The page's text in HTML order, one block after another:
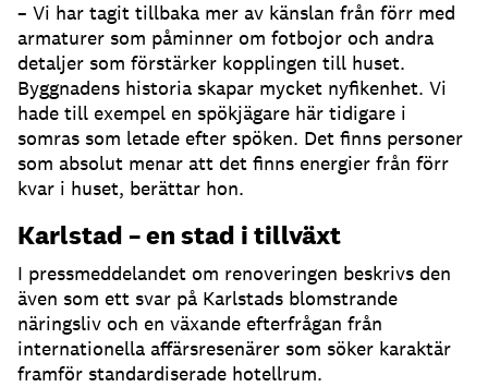
– Vi har tagit tillbaka mer av känslan från förr med
armaturer som påminner om fotbojor och andra
detaljer som förstärker kopplingen till huset.
Byggnadens historia skapar mycket nyfikenhet. Vi
hade till exempel en spökjägare här tidigare i
somras som letade efter spöken. Det finns personer
som absolut menar att det finns energier från förr
kvar i huset, berättar hon.
Karlstad – en stad i tillväxt
I pressmeddelandet om renoveringen beskrivs den
även som ett svar på Karlstads blomstrande
näringsliv och en växande efterfrågan från
internationella affärsresenärer som söker karaktär
framför standardiserade hotellrum.